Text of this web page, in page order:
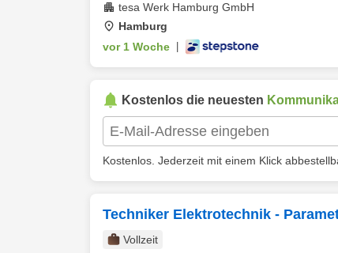
tesa Werk Hamburg GmbH
Hamburg
vor 1 Woche
Kostenlos die neuesten
Kostenlos. Jederzeit mit einem Klick
Techniker Elektrotechnik -
Vollzeit